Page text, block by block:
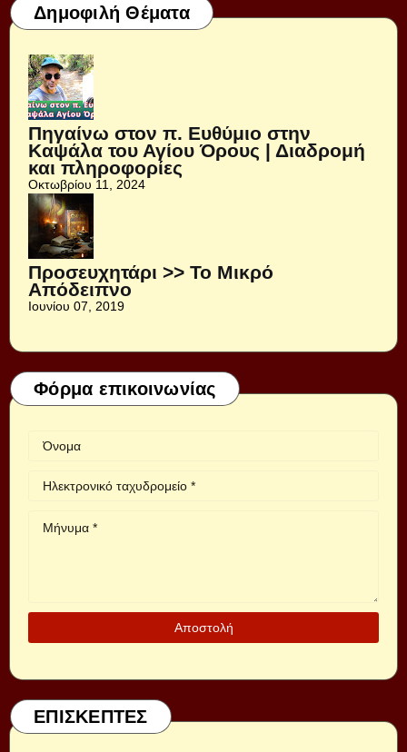
Δημοφιλή Θέματα
Πηγαίνω στον π. Ευθύμιο στην
Καψάλα του Αγίου Όρους | Διαδρομή
και πληροφορίες
Οκτωβρίου 11, 2024
Προσευχητάρι >> Το Μικρό
Απόδειπνο
Ιουνίου 07, 2019
Φόρμα επικοινωνίας
ΕΠΙΣΚΕΠΤΕΣ